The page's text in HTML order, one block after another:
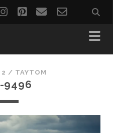
instagram
pinterest
emailemail-
form
/ TAYTOM
9496